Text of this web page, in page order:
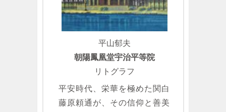
平山郁夫
朝陽鳳凰堂宇治平等院
リトグラフ
平安時代、栄華を極めた関白
藤原頼通が、その信仰と善美